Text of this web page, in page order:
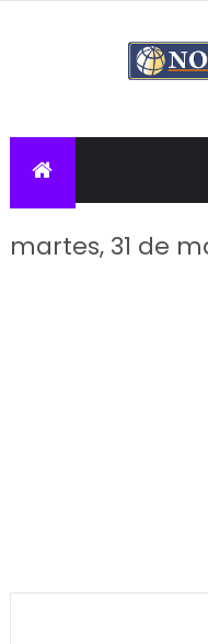
martes, 31 de